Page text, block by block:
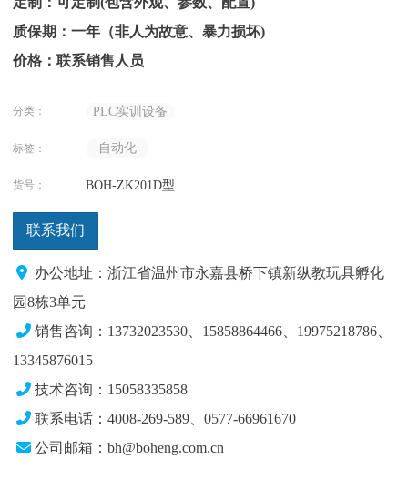
质保期：一年（非人为故意、暴力损坏)
价格：联系销售人员
分类： PLC实训设备
标签： 自动化
货号： BOH-ZK201D型
联系我们
办公地址：浙江省温州市永嘉县桥下镇新纵教玩具孵化
园8栋3单元
销售咨询：13732023530、15858864466、19975218786
13345876015
技术咨询：15058335858
联系电话：4008-269-589、0577-66961670
公司邮箱：bh@boheng.com.cn